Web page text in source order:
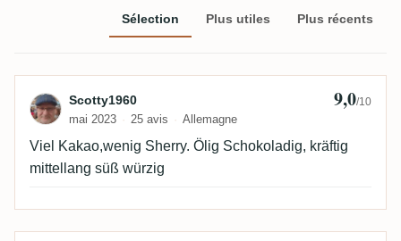
Sélection Plus utiles Plus récents
Avis de Scotty1960
Scotty1960
mai 2023 25 avis Allemagne
9,0/10
Viel Kakao,wenig Sherry. Ölig Schokoladig, kräftig
mittellang süß würzig